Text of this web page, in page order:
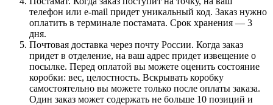
телефон или e-mail придет уникальный код. Заказ нужно
оплатить в терминале постамата. Срок хранения — 3
дня.
Почтовая доставка через почту России. Когда заказ
придет в отделение, на ваш адрес придет извещение о
посылке. Перед оплатой вы можете оценить состояние
коробки: вес, целостность. Вскрывать коробку
самостоятельно вы можете только после оплаты заказа.
Один заказ может содержать не больше 10 позиций и